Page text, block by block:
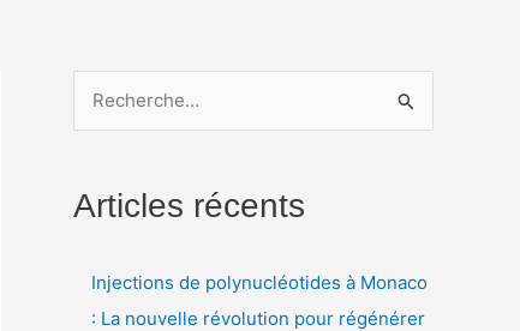
h
Articles récents
Injections de polynucléotides à Monaco
: La nouvelle révolution pour régénérer